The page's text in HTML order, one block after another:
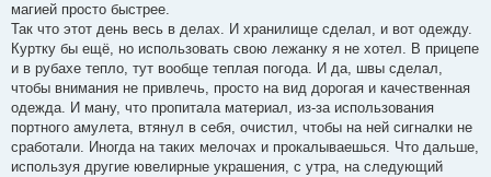
магией просто быстрее.
Так что этот день весь в делах. И хранилище сделал, и вот одежду.
Куртку бы ещё, но использовать свою лежанку я не хотел. В прицепе
и в рубахе тепло, тут вообще теплая погода. И да, швы сделал,
чтобы внимания не привлечь, просто на вид дорогая и качественная
одежда. И ману, что пропитала материал, из-за использования
портного амулета, втянул в себя, очистил, чтобы на ней сигналки не
сработали. Иногда на таких мелочах и прокалываешься. Что дальше,
используя другие ювелирные украшения, с утра, на следующий